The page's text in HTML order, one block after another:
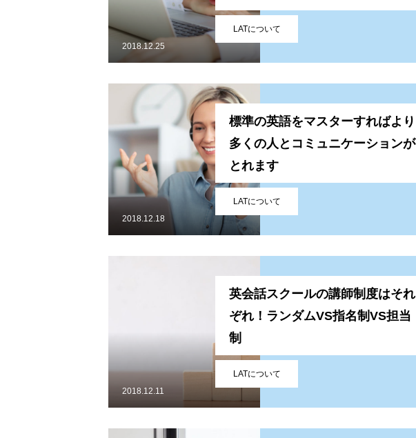
サービス
その他
LATについて
2018.12.25
LATについて
標準の英語をマスターすればより
多くの人とコミュニケーションが
とれます
2018.12.18
LATについて
英会話スクールの講師制度はそれ
ぞれ！ランダムVS指名制VS担当
制
2018.12.11